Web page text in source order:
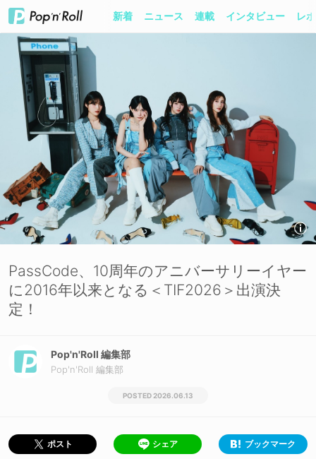
新着 ニュース 連載 インタビュー レ
PassCode、10周年のアニバーサリーイヤー
に2016年以来となる＜TIF2026＞出演決
定！
Pop'n'Roll 編集部
Pop'n'Roll 編集部
2026.06.13
ポスト シェア ブックマーク